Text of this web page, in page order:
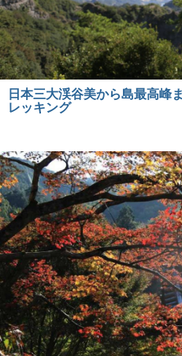
日本三大渓谷美から島最高峰
レッキング